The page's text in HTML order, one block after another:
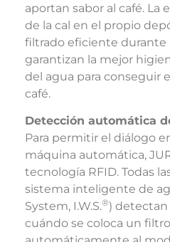
aportan sabor al café. La
de la cal en el propio
filtrado eficiente durante
garantizan la mejor
del agua para conseguir
café.
Detección automática
Para permitir el diálogo
máquina automática,
tecnología RFID. Todas
sistema inteligente de
System, I.W.S.®)
cuándo se coloca un